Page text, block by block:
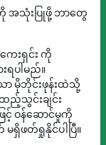
အသုံးပြုဖို့ ဘာတွေ
ေးရှင်း ကို
းရပါမည်။
သာ မိုဘိုင်းဖုန်းထဲသို့
ည့်သွင်းချင်း
ြင့် ဝန်ဆောင်မှုကို
ရှိဖတ်ရှုနိုင်ပါပြီ။